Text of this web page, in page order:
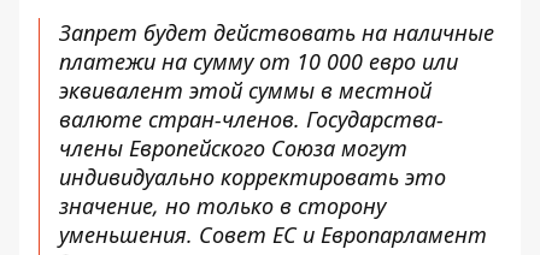
Запрет будет действовать на наличные
платежи на сумму от 10 000 евро или
эквивалент этой суммы в местной
валюте стран-членов. Государства-
члены Европейского Союза могут
индивидуально корректировать это
значение, но только в сторону
уменьшения. Совет ЕС и Европарламент